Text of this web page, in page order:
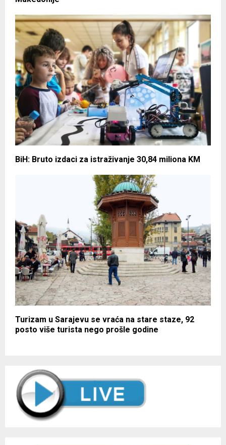
BiH: Bruto izdaci za istraživanje 30,84 miliona KM
Turizam u Sarajevu se vraća na stare staze, 92
posto više turista nego prošle godine